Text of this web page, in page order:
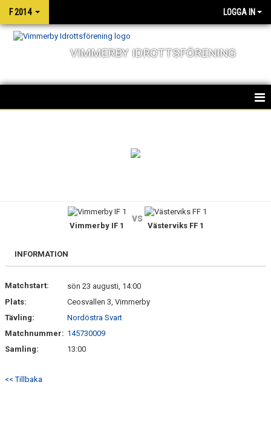
F 2014 LOGGA IN
VIMMERBY IDROTTSFÖRENING
BILDGALLERI
KONTAKT
Vimmerby IF 1
vs
Västerviks FF 1
INFORMATION
Matchstart:
sön 23 augusti, 14:00
Plats:
Ceosvallen 3, Vimmerby
Tävling:
Nordöstra Svart
Matchnummer: 145730009
Samling:
13:00
<< Tillbaka